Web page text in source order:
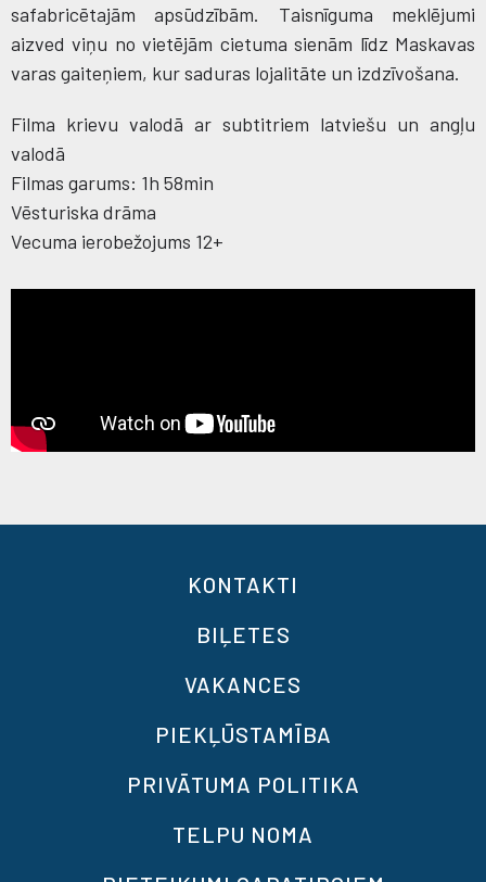
safabricētajām apsūdzībām. Taisnīguma meklējumi
aizved viņu no vietējām cietuma sienām līdz Maskavas
varas gaiteņiem, kur saduras lojalitāte un izdzīvošana.
Filma krievu valodā ar subtitriem latviešu un angļu
valodā
Filmas garums: 1h 58min
Vēsturiska drāma
Vecuma ierobežojums 12+
KONTAKTI
BIĻETES
VAKANCES
PIEKĻŪSTAMĪBA
PRIVĀTUMA POLITIKA
TELPU NOMA